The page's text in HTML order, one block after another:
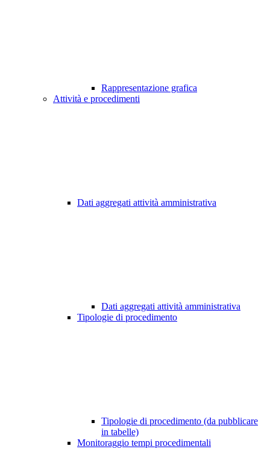
Rappresentazione grafica
Attività e procedimenti
Dati aggregati attività amministrativa
Dati aggregati attività amministrativa
Tipologie di procedimento
Tipologie di procedimento (da pubblicare
in tabelle)
Monitoraggio tempi procedimentali